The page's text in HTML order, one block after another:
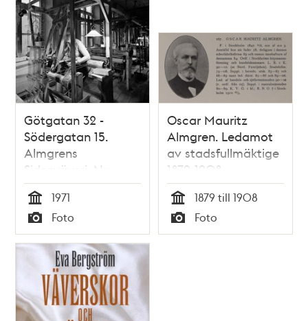
Götgatan 32 -
Södergatan 15.
Almgrens
Sidenväveri. Nu
Repslagargatan 15
Tid
1971
Typ
Foto
Oscar Mauritz
Almgren. Ledamot
av stadsfullmäktige
1879-1908
Tid
1879 till 1908
Typ
Foto